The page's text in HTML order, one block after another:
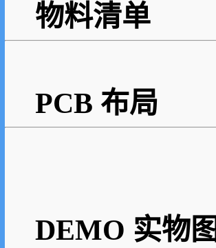
物料清单
PCB 布局
DEMO 实物图